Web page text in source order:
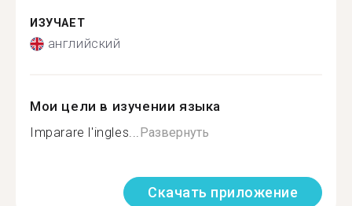
ИЗУЧАЕТ
английский
Мои цели в изучении языка
Imparare l'ingles...Развернуть
Скачать приложение